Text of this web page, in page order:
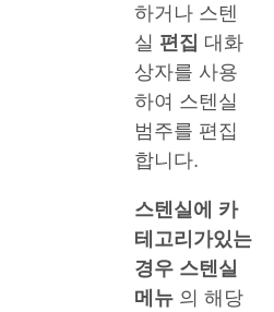
하거나 스텐
실 편집 대화
상자를 사용
하여 스텐실
범주를 편집
합니다.
스텐실에 카
테고리가있는
경우 스텐실
메뉴 의 해당